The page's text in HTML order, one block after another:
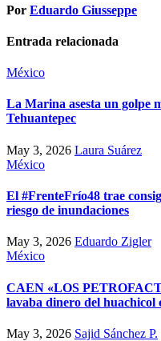
Por Eduardo Giusseppe
Entrada relacionada
México
La Marina asesta un golpe
Tehuantepec
May 3, 2026 Laura Suárez
México
El #FrenteFrío48 trae
riesgo de inundaciones
May 3, 2026 Eduardo Zigler
México
CAEN «LOS
lavaba dinero del huachicol
May 3, 2026 Sajid Sánchez P.